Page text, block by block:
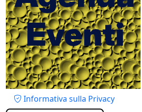
Piè di pagina
Informativa sulla Privacy